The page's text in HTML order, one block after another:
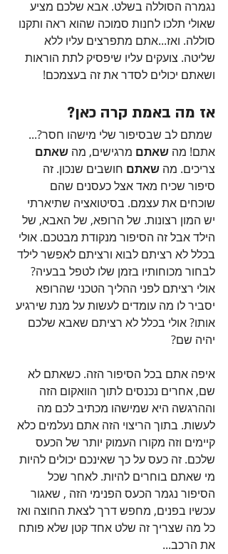
נגמרה הסוללה בשלט. אבא שלכם מציע
שאולי תלכו לחנות סמוכה שהוא ראה ותקנו
סוללה. ואז...אתם מתפרצים עליו ללא
שליטה. צועקים עליו שיפסיק לתת הוראות
ושאתם יכולים לסדר את זה בעצמכם!
אז מה באמת קרה כאן?
שמתם לב שבסיפור שלי מישהו חסר?...
אתם! מה שאתם מרגישים, מה שאתם
צריכים. מה שאתם חושבים שנכון. זה
סיפור שכיח מאד אצל כעסנים שהם
שוכחים את עצמם. בסיטואציה שתיארתי
יש המון רצונות. של הרופא, של האבא, של
הילד אבל זה הסיפור מנקודת מבטכם. אולי
בכלל לא רציתם לבוא ורציתם לאפשר לילד
לבחור מכוחותיו בזמן שלו לטפל בבעיה?
אולי רציתם לפני ההליך הטכני שהרופא
יסביר לו מה עומדים לעשות על מנת שירגיע
אותו? אולי בכלל לא רציתם שאבא שלכם
יהיה שם?
איפה אתם בכל הסיפור הזה. כשאתם לא
שם, אחרים נכנסים לתוך הוואקום הזה
וההרגשה היא שמישהו מכתיב לכם מה
לעשות. בתוך הריצוי הזה אתם נעלמים כלא
קיימים וזה מקורו העמוק יותר של הכעס
שלכם. זה כעס על כך שאינכם יכולים להיות
מי שאתם בוחרים להיות. לאחר שכל
הסיפור נגמר הכעס הפנימי הזה , שאגור
עכשיו בפנים, מחפש דרך לצאת החוצה ואז
כל מה שצריך זה שלט אחד קטן שלא פותח
את הרכב...